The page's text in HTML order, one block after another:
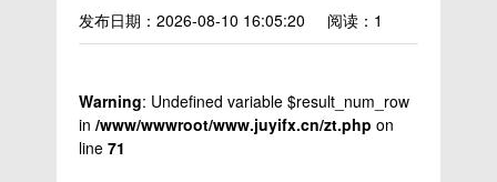
发布日期：2026-08-10 16:05:20 阅读：1
Warning: Undefined variable $result_num_row
in /www/wwwroot/www.juyifx.cn/zt.php on
line 71